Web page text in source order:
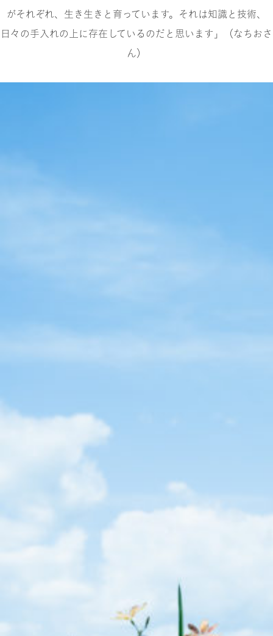
がそれぞれ、生き生きと育っています。それは知識と技術、
日々の手入れの上に存在しているのだと思います」（なちおさ
ん）